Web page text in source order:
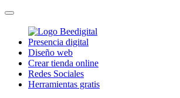
Presencia digital
Diseño web
Crear tienda online
Redes Sociales
Herramientas gratis